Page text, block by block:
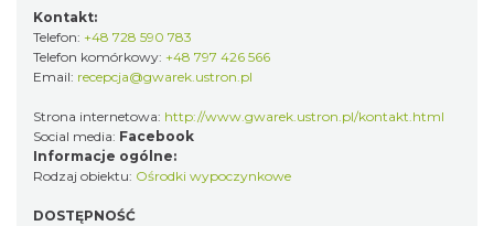
Kontakt:
Telefon: +48 728 590 783
Telefon komórkowy: +48 797 426 566
Email: recepcja@gwarek.ustron.pl
Strona internetowa: http://www.gwarek.ustron.pl/kontakt.html
Social media: Facebook
Informacje ogólne:
Rodzaj obiektu: Ośrodki wypoczynkowe
DOSTĘPNOŚĆ